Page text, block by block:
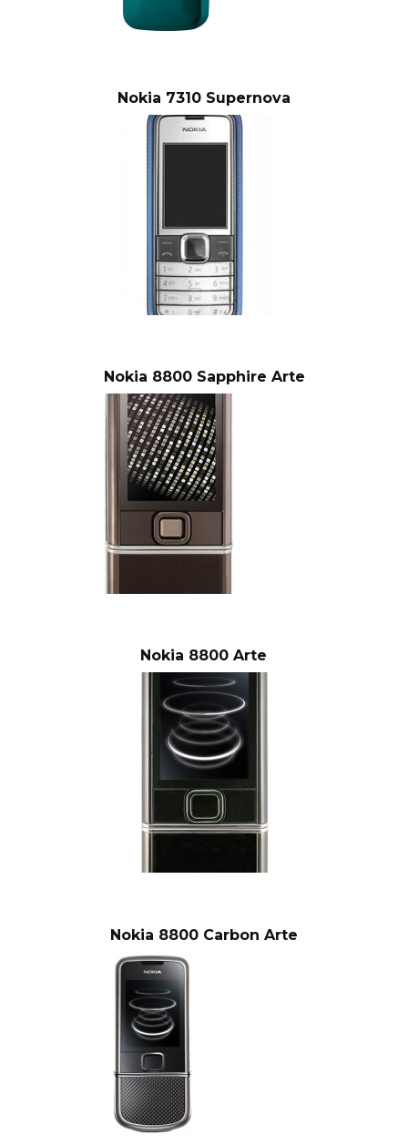
Nokia 7310 Supernova
Nokia 8800 Sapphire Arte
Nokia 8800 Arte
Nokia 8800 Carbon Arte